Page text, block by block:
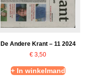
De Andere Krant – 11 2024
€ 3,50
+ In winkelmand